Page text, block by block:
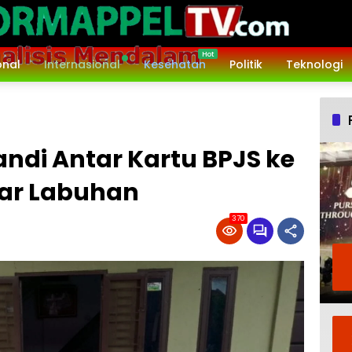
Internasional Kesehatan Politik Teknologi
Antar Kartu BPJS ke
Labuhan
370